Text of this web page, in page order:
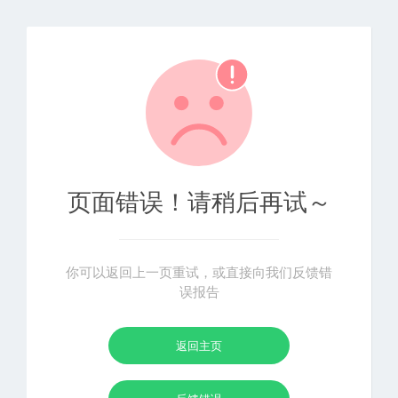
页面错误！请稍后再试～
你可以返回上一页重试，或直接向我们反馈错
误报告
返回主页